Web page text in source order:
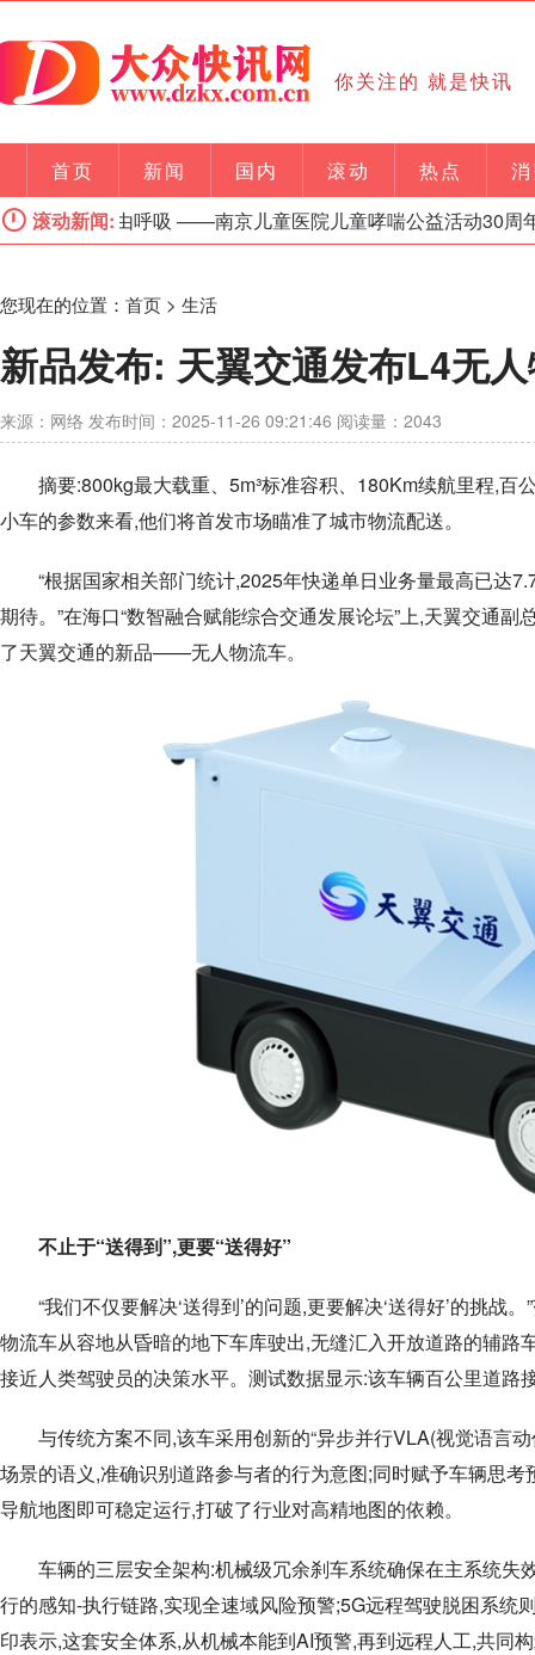
你关注的 就是快讯
首页 新闻 国内 滚动 热点
滚动新闻:
每一次自由呼吸 ——南京儿童医院儿童哮喘公益活动30周年,
您现在的位置： 首页 > 生活
新品发布: 天翼交通发布L4无
来源：网络 发布时间：2025-11-26 09:21:46 阅读量：2043
摘要:800kg最大载重、5m³标准容积、180Km续航里程,
小车的参数来看,他们将首发市场瞄准了城市物流配送。
“根据国家相关部门统计,2025年快递单日业务量最高已达
期待。”在海口“数智融合赋能综合交通发展论坛”上,天翼交通
了天翼交通的新品——无人物流车。
不止于“送得到”,更要“送得好”
“我们不仅要解决‘送得到’的问题,更要解决‘送得好’的挑战
物流车从容地从昏暗的地下车库驶出,无缝汇入开放道路的辅
接近人类驾驶员的决策水平。测试数据显示:该车辆百公里道路
与传统方案不同,该车采用创新的“异步并行VLA(视觉语言
场景的语义,准确识别道路参与者的行为意图;同时赋予车辆思
导航地图即可稳定运行,打破了行业对高精地图的依赖。
车辆的三层安全架构:机械级冗余刹车系统确保在主系统
行的感知-执行链路,实现全速域风险预警;5G远程驾驶脱困系统
印表示,这套安全体系,从机械本能到AI预警,再到远程人工,共同